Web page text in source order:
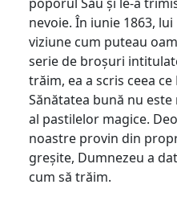
nevoie. În iunie 1863,
viziune cum puteau
serie de broșuri
trăim, ea a scris ceea
Sănătatea bună nu
al pastilelor magice.
noastre provin din
greșite, Dumnezeu a
cum să trăim.